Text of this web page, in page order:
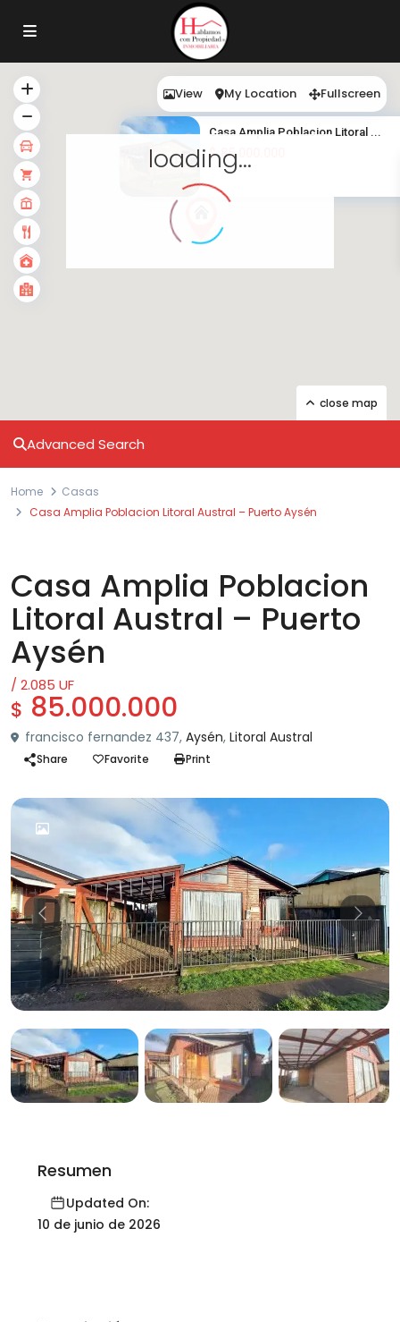
Casa Amplia Poblacion Litoral ...
$ 85.000.000
loading...
close map
View My Location Fullscreen
Advanced Search
Home
Casas
Casa Amplia Poblacion Litoral Austral – Puerto Aysén
Casa Amplia Poblacion
Litoral Austral – Puerto
Aysén
/ 2.085 UF
$ 85.000.000
francisco fernandez 437, Aysén, Litoral Austral
Share Favorite Print
Previous
Resumen
Updated On:
10 de junio de 2026